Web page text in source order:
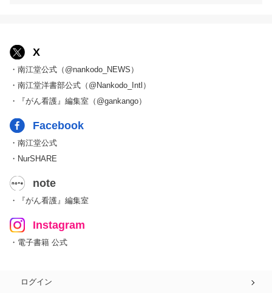
X
・南江堂公式（@nankodo_NEWS）
・南江堂洋書部公式（@Nankodo_Intl）
・『がん看護』編集室（@gankango）
Facebook
・南江堂公式
・NurSHARE
note
・『がん看護』編集室
Instagram
・電子書籍 公式
ログイン